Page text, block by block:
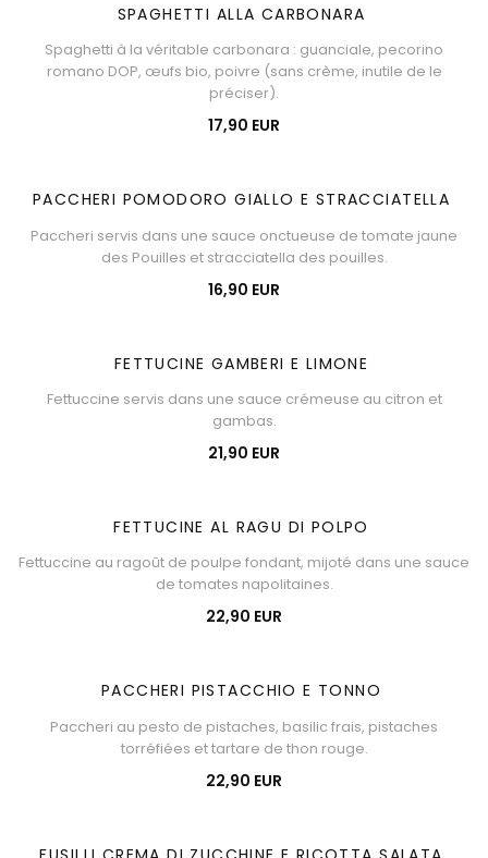
SPAGHETTI ALLA CARBONARA
Spaghetti à la véritable carbonara : guanciale, pecorino
romano DOP, œufs bio, poivre (sans crème, inutile de le
préciser).
17,90 EUR
PACCHERI POMODORO GIALLO E STRACCIATELLA
Paccheri servis dans une sauce onctueuse de tomate jaune
des Pouilles et stracciatella des pouilles.
16,90 EUR
FETTUCINE GAMBERI E LIMONE
Fettuccine servis dans une sauce crémeuse au citron et
gambas.
21,90 EUR
FETTUCINE AL RAGU DI POLPO
Fettuccine au ragoût de poulpe fondant, mijoté dans une sauce
de tomates napolitaines.
22,90 EUR
PACCHERI PISTACCHIO E TONNO
Paccheri au pesto de pistaches, basilic frais, pistaches
torréfiées et tartare de thon rouge.
22,90 EUR